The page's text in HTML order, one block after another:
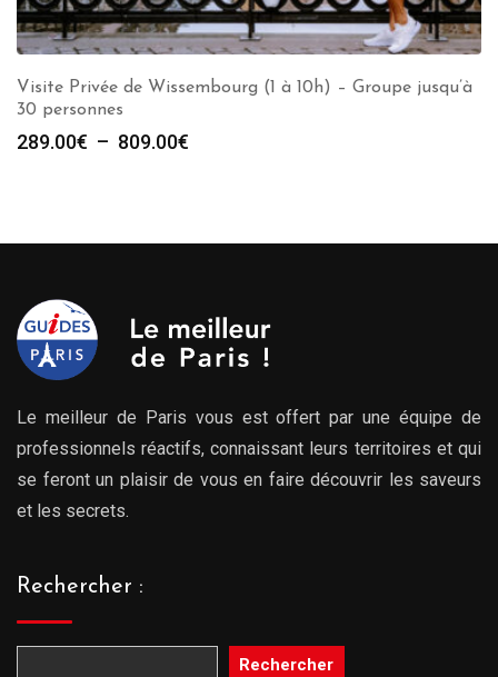
Visite Privée de Wissembourg (1 à 10h) – Groupe jusqu’à
30 personnes
289.00€ – 809.00€
à
Le meilleur de Paris vous est offert par une équipe de
professionnels réactifs, connaissant leurs territoires et qui
se feront un plaisir de vous en faire découvrir les saveurs
et les secrets.
Rechercher :
Rechercher